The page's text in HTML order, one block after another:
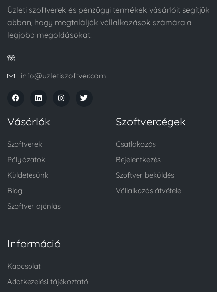
Üzleti szoftverek és pénzügyi termékek vásárlóit segítjük
abban, hogy megtalálják vállalkozások számára a
legjobb megoldásokat.
info@uzletiszoftver.com
Vásárlók
Szoftverek
Pályázatok
Küldetésünk
Blog
Szoftver ajánlás
Szoftvercégek
Csatlakozás
Bejelentkezés
Szoftver beküldés
Vállalkozás átvétele
Információ
Kapcsolat
Adatkezelési tájékoztató